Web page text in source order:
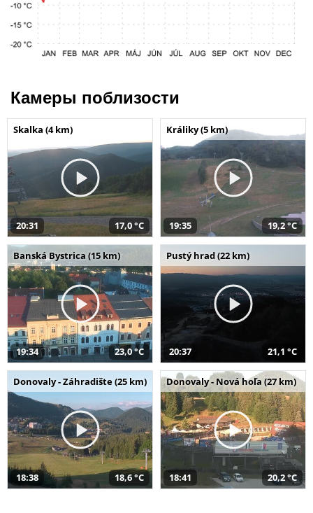
Камеры поблизости
Skalka (4 km)
20:31 17,0 °C
Králiky (5 km)
19:35 19,2 °C
Banská Bystrica (15 km)
19:34 23,0 °C
Pustý hrad (22 km)
20:37 21,1 °C
Donovaly - Záhradište (25 km)
18:38 18,6 °C
Donovaly - Nová hoľa (27 km)
18:41 20,2 °C